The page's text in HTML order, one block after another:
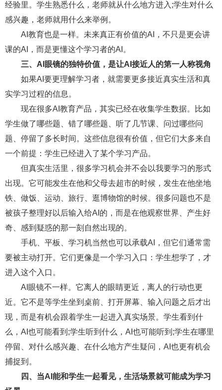
经验里。学生熟悉什么，老师就从什么地方进入;学生对什么
感兴趣，老师就用什么来举例。
AI教育也是一样。未来真正有价值的AI，不只是更会讲
课的AI，而是更懂这个学习者的AI。
三、AI眼镜的独特价值，是让AI接近人的第一人称视角
如果AI要更理解学习者，就需要更多接近真实生活和真
实学习过程的信息。
现在很多AI教育产品，其实已经在收集学生数据。比如
学生做了哪些题、错了哪些题、听了几节课、问过哪些问
题、停留了多长时间。这些信息很有价值，但它们大多来自
一个前提：学生已经进入了某个学习产品。
但真实生活里，很多学习机会并不会以我要学习的形式
出现。它可能发生在他和父母去超市的时候，发生在他坐地
铁、做饭、运动、旅行、逛博物馆的时候。很多问题也不是
被孩子整理好以后输入给AI的，而是在他观察世界、产生好
奇、感到疑惑的那一刻自然出现的。
手机、平板、学习机当然也可以承载AI，但它们通常需
要被主动打开。它们更像是一个学习入口：学生想学了，才
进入这个入口。
AI眼镜不一样。它离人的眼睛更近，离人的行动也更
近。它不是等学生坐到桌前、打开屏幕、输入问题之后才出
现，而是有机会跟着学生一起进入真实场景。学生看到什
么，AI也可能看到;学生听到什么，AI也可能听到;学生在哪里
停留、对什么感兴趣、在什么地方产生疑问，AI也更有机会
捕捉到。
四、当AI能和学生一起看见，生活场景就可能成为学习